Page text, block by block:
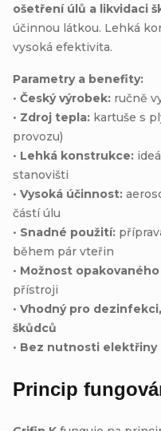
ošetření úlů a likvidaci
účinnou látkou. Lehká
vysoká efektivita.
Parametry a benefity:
• Český výrobek: ručně
• Zdroj tepla: kartuše s
provozu)
• Lehká konstrukce:
stanovišti
• Vysoká účinnost:
částí úlu
• Snadné použití:
během pár vteřin
• Možnost
přístroji
• Vhodný pro
škůdců
• Bez nutnosti elektřiny
Princip